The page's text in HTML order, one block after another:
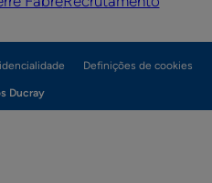
Definições de cookies
Ducray